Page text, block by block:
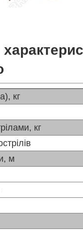
кг
кг
м